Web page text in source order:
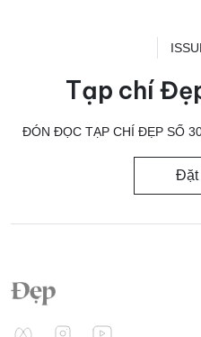
Tạp chí
ĐÓN ĐỌC TẠP CHÍ ĐẸP SỐ
Đặt